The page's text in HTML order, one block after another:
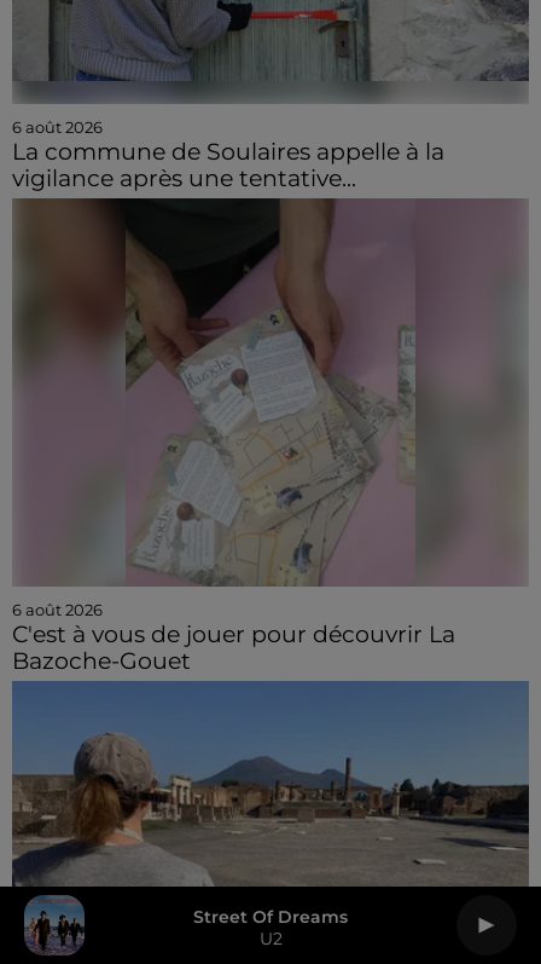
Street Of Dreams
U2
6 août 2026
La commune de Soulaires appelle à la
vigilance après une tentative...
6 août 2026
C'est à vous de jouer pour découvrir La
Bazoche-Gouet